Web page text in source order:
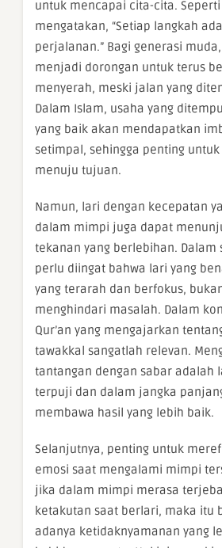
untuk mencapai cita-cita.
mengatakan, “Setiap langkah
perjalanan.” Bagi generasi
menjadi dorongan untuk terus
menyerah, meski jalan yang
Dalam Islam, usaha yang
yang baik akan mendapatkan
setimpal, sehingga penting
menuju tujuan.
Namun, lari dengan kecepatan
dalam mimpi juga dapat
tekanan yang berlebihan. Dalam
perlu diingat bahwa lari yang
yang terarah dan berfokus,
menghindari masalah. Dalam
Qur’an yang mengajarkan
tawakkal sangatlah relevan.
tantangan dengan sabar adalah
terpuji dan dalam jangka
membawa hasil yang lebih baik.
Selanjutnya, penting untuk
emosi saat mengalami mimpi
jika dalam mimpi merasa
ketakutan saat berlari, maka itu
adanya ketidaknyamanan yang